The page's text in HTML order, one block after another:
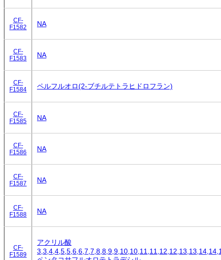
CF-
F1582
NA
CF-
F1583
NA
CF-
F1584
ペルフルオロ(2-ブチルテトラヒドロフラン)
CF-
F1585
NA
CF-
F1586
NA
CF-
F1587
NA
CF-
F1588
NA
CF-
F1589
アクリル酸